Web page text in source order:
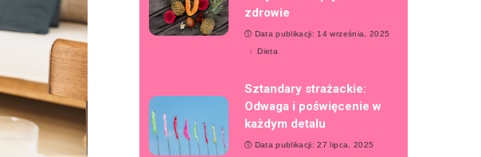
zdrowie
Data publikacji: 14 września, 2025
Dieta
Sztandary strażackie:
Odwaga i poświęcenie w
każdym detalu
Data publikacji: 27 lipca, 2025